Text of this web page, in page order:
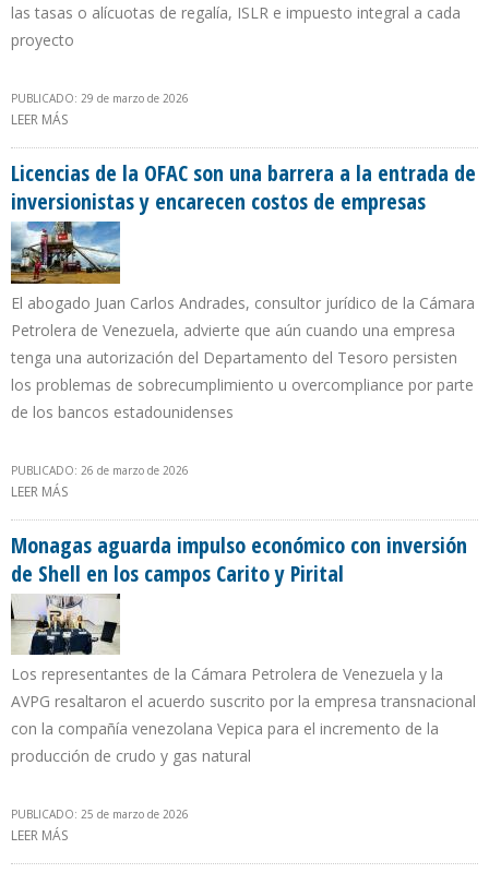
las tasas o alícuotas de regalía, ISLR e impuesto integral a cada
proyecto
PUBLICADO: 29 de marzo de 2026
LEER MÁS
Licencias de la OFAC son una barrera a la entrada de
inversionistas y encarecen costos de empresas
El abogado Juan Carlos Andrades, consultor jurídico de la Cámara
Petrolera de Venezuela, advierte que aún cuando una empresa
tenga una autorización del Departamento del Tesoro persisten
los problemas de sobrecumplimiento u overcompliance por parte
de los bancos estadounidenses
PUBLICADO: 26 de marzo de 2026
LEER MÁS
Monagas aguarda impulso económico con inversión
de Shell en los campos Carito y Pirital
Los representantes de la Cámara Petrolera de Venezuela y la
AVPG resaltaron el acuerdo suscrito por la empresa transnacional
con la compañía venezolana Vepica para el incremento de la
producción de crudo y gas natural
PUBLICADO: 25 de marzo de 2026
LEER MÁS